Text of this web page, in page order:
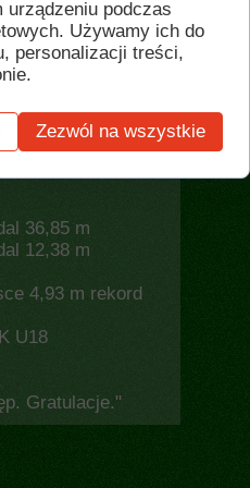
Dolnego Śląska
36,85 m
12,38 m
4,93 m rekord
U18
Gratulacje."
urządzeniu podczas
Używamy ich do
personalizacji treści,
Zezwól na wszystkie